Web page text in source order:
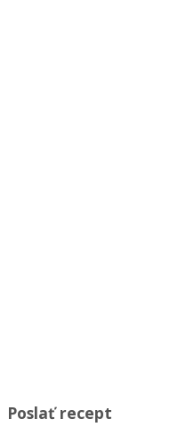
Poslať recept